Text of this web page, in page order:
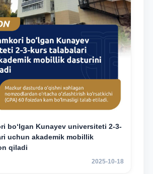
bo‘lgan Kunayev universiteti 2-3-
uchun akademik mobillik
qiladi
2025-10-18